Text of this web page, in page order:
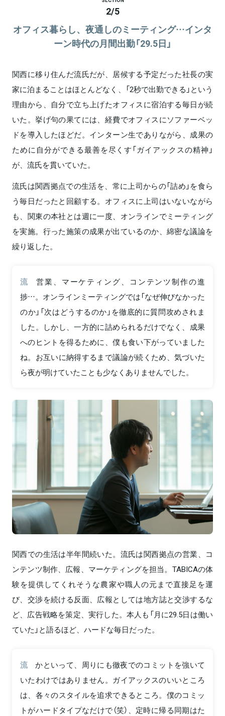
2/5
オフィス暮らし、夜通しのミーティング…インタ
ーン時代の月間出勤「29.5日」
関西に移り住んだ流氏だが、居候する予定だった社長の実
家に泊まることはほとんどなく、「2秒で出勤できる」という
理由から、自分で立ち上げたオフィスに宿泊する毎日が続
いた。挙げ句の果てには、経費でオフィスにソファーベッ
ドを導入したほどだ。インターン生でありながら、成果の
ために自分ができる最善を尽くす「ガイアックスの精神」
が、流氏を貫いていた。
流氏は関西拠点での生活を、常に上司からの「詰め」を食ら
う毎日だったと回顧する。オフィスに上司はいないながら
も、関東の本社とは週に一度、オンラインでミーティング
を実施。行った施策の成果が出ているのか、綿密な議論を
繰り返した。
流
営業、マーケティング、コンテンツ制作の進
捗…。オンラインミーティングでは「なぜ伸びなかった
のか」「次はどうするのか」を徹底的に質問攻めされま
した。しかし、一方的に詰められるだけでなく、成果
へのヒントを得るために、僕も食い下がっていました
ね。お互いに納得するまで議論が続くため、気づいた
ら夜が明けていたことも少なくありませんでした。
関西での生活は半年間続いた。流氏は関西拠点の営業、コ
ンテンツ制作、広報、マーケティングを担当。TABICAの体
験を提供してくれそうな農家や職人の元まで直接足を運
び、交渉を続ける反面、広報としては地方誌と交渉するな
ど、広告戦略を策定、実行した。本人も「月に29.5日は働い
ていた」と語るほど、ハードな毎日だった。
流
かといって、周りにも徹夜でのコミットを強いて
いたわけではありません。ガイアックスのいいところ
は、各々のスタイルを追求できるところ。僕のコミッ
トがハードタイプなだけで（笑）、定時に帰る同期はた